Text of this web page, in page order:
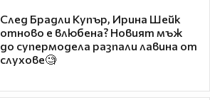
След Брадли Купър, Ирина Шейк
отново е влюбена? Новият мъж
до супермодела разпали лавина от
слухове🧐